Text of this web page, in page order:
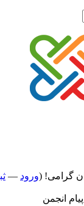
گرامی! (ورود —
پیام انجمن